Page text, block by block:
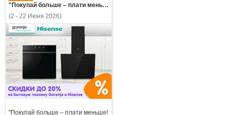
"Покупай больше – плати меньше! Скидки до 20% на бытовую технику Gorenje и Hisense!"
(2 - 22 Июня 2026)
"Покупай больше – плати меньше!